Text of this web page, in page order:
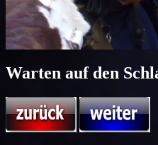
Warten auf den